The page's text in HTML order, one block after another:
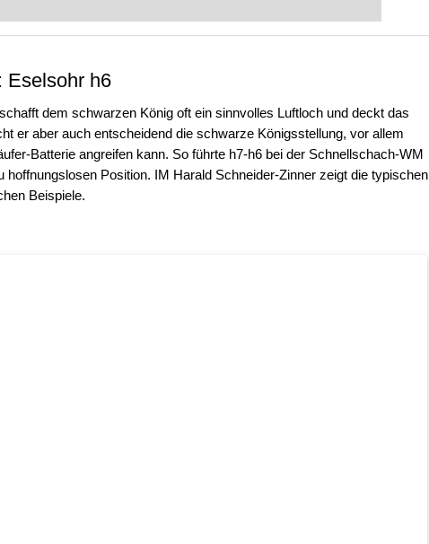
Eselsohr h6
dem schwarzen König oft ein sinnvolles Luftloch und deckt das
er aber auch entscheidend die schwarze Königsstellung, vor allem
Batterie angreifen kann. So führte h7-h6 bei der Schnellschach-WM
Position. IM Harald Schneider-Zinner zeigt die typischen
Beispiele.